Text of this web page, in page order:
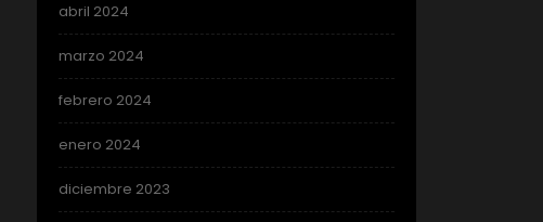
abril 2024
marzo 2024
febrero 2024
enero 2024
diciembre 2023